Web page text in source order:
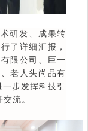
研发、成果转
了详细汇报，
限公司、巨一
老人头尚品有
步发挥科技引
流。